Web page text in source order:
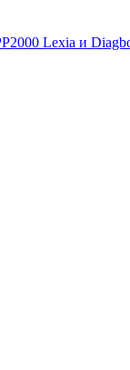
Lexia и